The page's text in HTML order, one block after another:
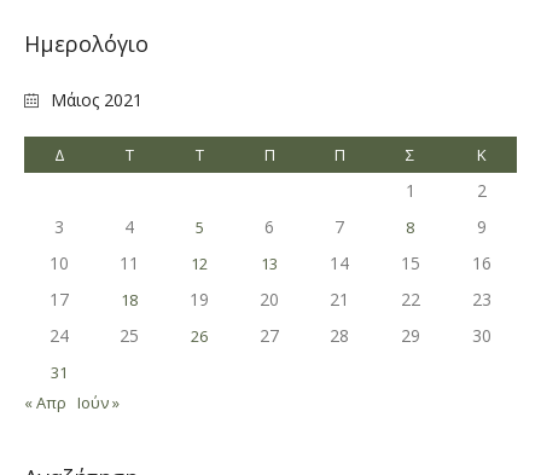
Ημερολόγιο
Μάιος 2021
Δ Τ Τ Π Π Σ Κ
1
2
3
4 5 6 7 8
9
10
11 12 13 14 15
16
17
18 19 20 21 22
23
24
25 26 27 28 29 30
31
« Απρ Ιούν »